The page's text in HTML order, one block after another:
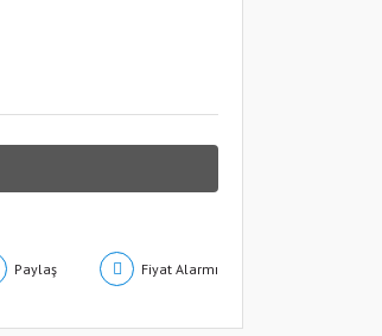
Paylaş Fiyat Alarmı